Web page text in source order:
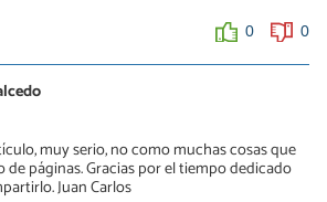
0 0
muy serio, no como muchas cosas que
de páginas. Gracias por el tiempo dedicado
Juan Carlos